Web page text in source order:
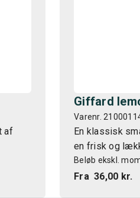
af
Giffard
Varenr.
En klassisk
en frisk og
Beløb ekskl.
Fra 36,00 kr.